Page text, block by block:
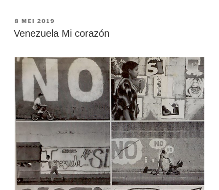
GEPLAATST
OP
8 MEI 2019
Venezuela Mi corazón